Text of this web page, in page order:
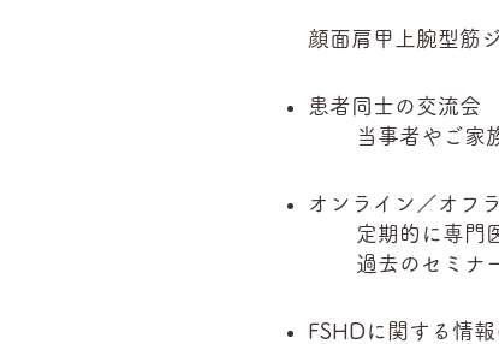
顔面肩甲上腕型筋
患者同士の交流会
当事者やご家
オンライン／オフ
定期的に専門
過去のセミナ
FSHDに関する情